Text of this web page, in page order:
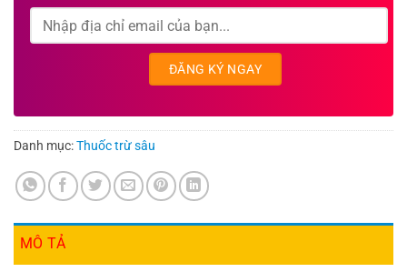
Danh mục:Thuốc trừ sâu
MÔ TẢ